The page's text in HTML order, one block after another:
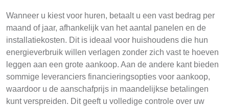
Wanneer u kiest voor huren, betaalt u een vast bedrag per
maand of jaar, afhankelijk van het aantal panelen en de
installatiekosten. Dit is ideaal voor huishoudens die hun
energieverbruik willen verlagen zonder zich vast te hoeven
leggen aan een grote aankoop. Aan de andere kant bieden
sommige leveranciers financieringsopties voor aankoop,
waardoor u de aanschafprijs in maandelijkse betalingen
kunt verspreiden. Dit geeft u volledige controle over uw